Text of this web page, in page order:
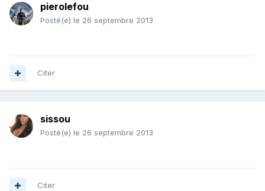
pierolefou
Posté(e) le 26 septembre 2013
Citer
sissou
Posté(e) le 26 septembre 2013
Citer